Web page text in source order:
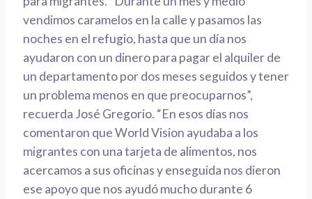
vendimos caramelos en la calle y pasamos las
noches en el refugio, hasta que un día nos
ayudaron con un dinero para pagar el alquiler de
un departamento por dos meses seguidos y tener
un problema menos en que preocuparnos”,
recuerda José Gregorio. “En esos días nos
comentaron que World Vision ayudaba a los
migrantes con una tarjeta de alimentos, nos
acercamos a sus oficinas y enseguida nos dieron
ese apoyo que nos ayudó mucho durante 6